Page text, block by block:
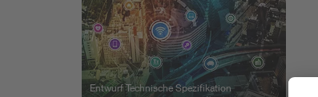
Entwurf Technische Spezifikation